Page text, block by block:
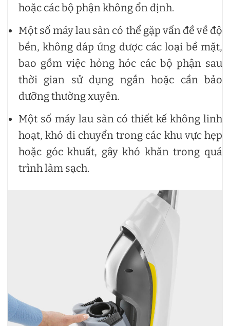
hoặc các bộ phận không ổn định.
Một số máy lau sàn có thể gặp vấn đề về độ
bền, không đáp ứng được các loại bề mặt,
bao gồm việc hỏng hóc các bộ phận sau
thời gian sử dụng ngắn hoặc cần bảo
dưỡng thường xuyên.
Một số máy lau sàn có thiết kế không linh
hoạt, khó di chuyển trong các khu vực hẹp
hoặc góc khuất, gây khó khăn trong quá
trình làm sạch.